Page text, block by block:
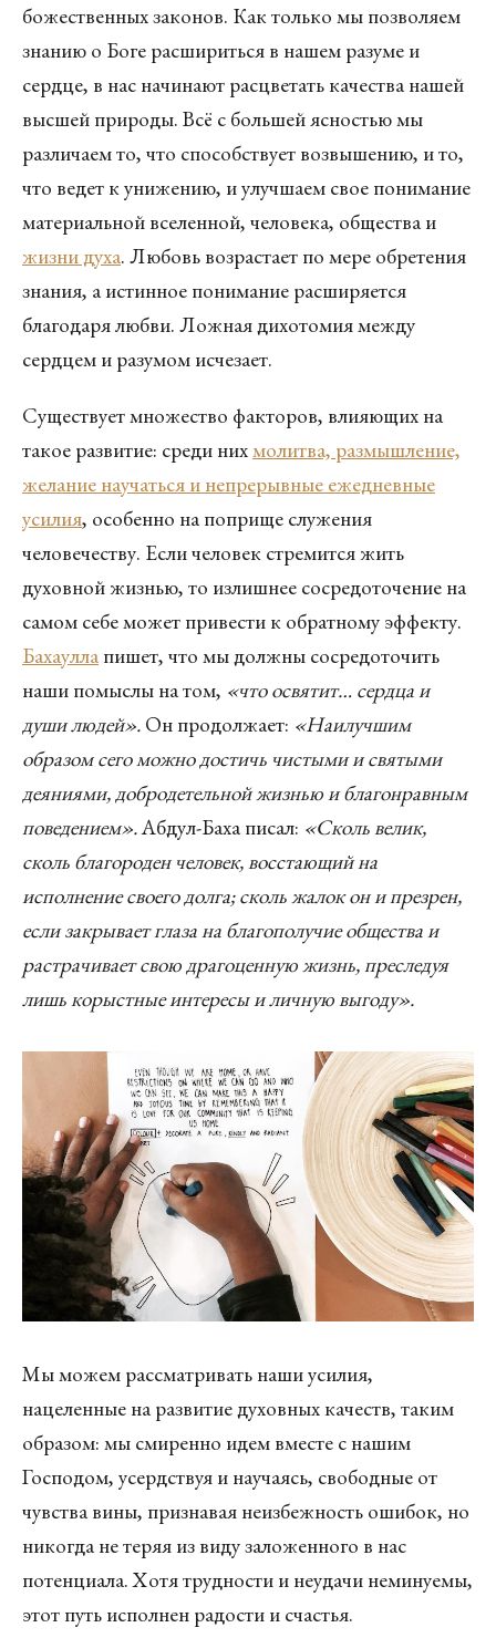
божественных законов. Как только мы позволяем
знанию о Боге расшириться в нашем разуме и
сердце, в нас начинают расцветать качества нашей
высшей природы. Всё с большей ясностью мы
различаем то, что способствует возвышению, и то,
что ведет к унижению, и улучшаем свое понимание
материальной вселенной, человека, общества и
жизни духа. Любовь возрастает по мере обретения
знания, а истинное понимание расширяется
благодаря любви. Ложная дихотомия между
сердцем и разумом исчезает.
Существует множество факторов, влияющих на
такое развитие: среди нихмолитва, размышление,
желание научаться и непрерывные ежедневные
усилия, особенно на поприще служения
человечеству. Если человек стремится жить
духовной жизнью, то излишнее сосредоточение на
самом себе может привести к обратному эффекту.
Бахаулла пишет, что мы должны сосредоточить
наши помыслы на том, «что освятит… сердца и
души людей». Он продолжает: «Наилучшим
образом сего можно достичь чистыми и святыми
деяниями, добродетельной жизнью и благонравным
поведением».Абдул-Баха писал: «Сколь велик,
сколь благороден человек, восстающий на
исполнение своего долга; сколь жалок он и презрен,
если закрывает глаза на благополучие общества и
растрачивает свою драгоценную жизнь, преследуя
лишь корыстные интересы и личную выгоду».
Мы можем рассматривать наши усилия,
нацеленные на развитие духовных качеств, таким
образом: мы смиренно идем вместе с нашим
Господом, усердствуя и научаясь, свободные от
чувства вины, признавая неизбежность ошибок, но
никогда не теряя из виду заложенного в нас
потенциала. Хотя трудности и неудачи неминуемы,
этот путь исполнен радости и счастья.